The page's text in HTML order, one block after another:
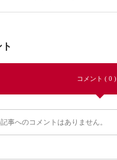
コメント ( 0 )
事へのコメントはありません。